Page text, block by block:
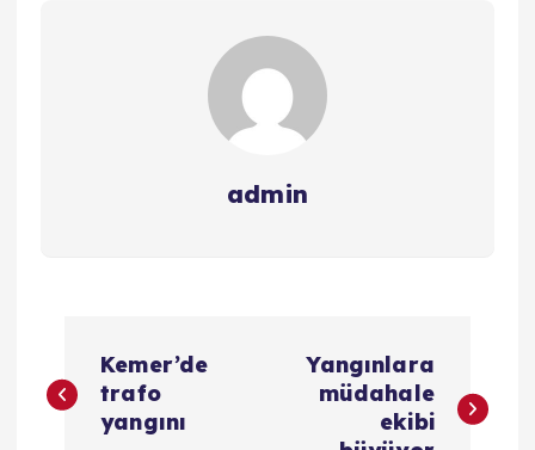
admin
a
Kemer’de
trafo
yangını
Yangınlara
müdahale
ekibi